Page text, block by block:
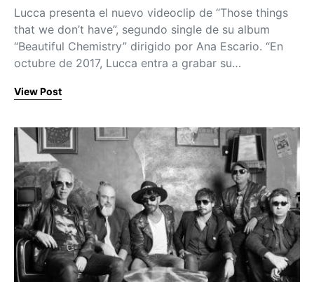
Lucca presenta el nuevo videoclip de “Those things
that we don’t have”, segundo single de su album
“Beautiful Chemistry” dirigido por Ana Escario. “En
octubre de 2017, Lucca entra a grabar su…
View Post